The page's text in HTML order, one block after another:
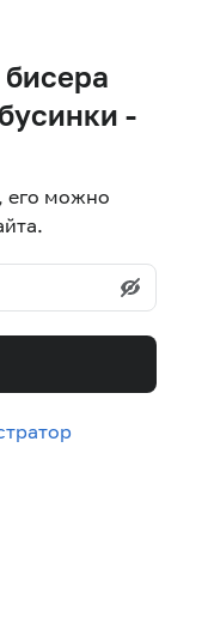
-
его можно